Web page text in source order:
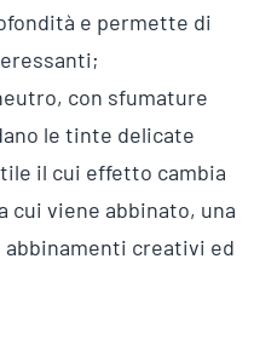
e permette di
con sfumature
le tinte delicate
il cui effetto cambia
cui viene abbinato, una
creativi ed